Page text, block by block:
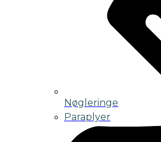
Nøgleringe
Paraplyer